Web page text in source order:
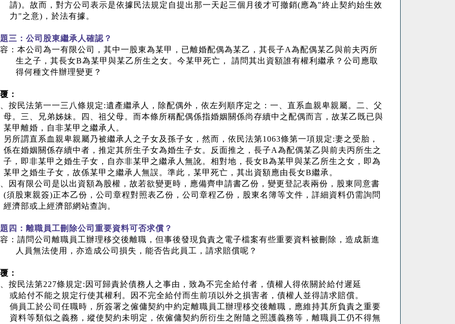
請)。故而，對方公司表示是依據民法規定自提出那一天起三個月後才可撤銷(應為"終止契約始生效
力 "之意) ，於法有據。
三：公司股東繼承人確認？
：本公司為一有限公司，其中一股東為某甲，已離婚配偶為某乙，其長子A為配偶某乙與前夫丙所
生之子，其長女B為某甲與某乙所生之女。今某甲死亡， 請問其出資額誰有權利繼承？公司應取
得何種文件辦理變更？
：
按民法第一一三八條規定:遺產繼承人，除配偶外，依左列順序定之：一、直系血親卑親屬。二、父
母。三、兄弟姊妹。四、祖父母。而本條所稱配偶係指婚姻關係尚存續中之配偶而言，故某乙既已與
某甲離婚，自非某甲之繼承人。
另所謂直系血親卑親屬乃被繼承人之子女及孫子女，然而，依民法第1063條第一項規定:妻之受胎，
係在婚姻關係存續中者，推定其所生子女為婚生子女。反面推之，長子A為配偶某乙與前夫丙所生之
子，即非某甲之婚生子女，自亦非某甲之繼承人無訛。相對地，長女B為某甲與某乙所生之女，即為
某甲之婚生子女，故係某甲之繼承人無誤。準此，某甲死亡，其出資額應由長女B繼承。
因有限公司是以出資額為股權，故若欲變更時，應備齊申請書乙份，變更登記表兩份，股東同意書
(須股東親簽)正本乙份，公司章程對照表乙份，公司章程乙份，股東名簿等文件，詳細資料仍需詢問
經濟部或上經濟部網站查詢。
四：離職員工刪除公司重要資料可否求償？
：請問公司離職員工辦理移交後離職，但事後發現負責之電子檔案有些重要資料被刪除，造成新進
人員無法使用，亦造成公司損失，能否告此員工，請求賠償呢？
：
按民法第227條規定: 因可歸責於債務人之事由，致為不完全給付者，債權人得依關於給付遲延
或給付不能之規定行使其權利。因不完全給付而生前項以外之損害者，債權人並得請求賠償。
倘員工於公司任職時，所簽署之僱傭契約中約定離職員工辦理移交後離職，應維持其所負責之重要
資料等類似之義務，縱使契約未明定，依僱傭契約所衍生之附隨之照護義務等，離職員工仍不得無